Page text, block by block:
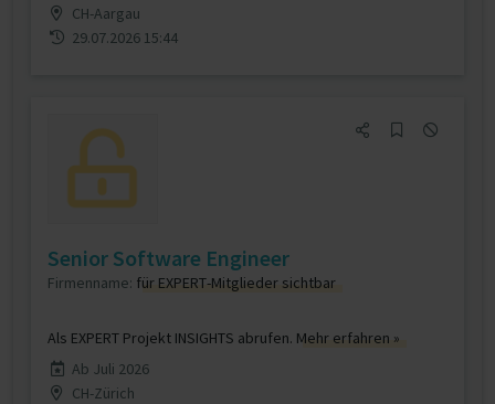
CH-Aargau
29.07.2026 15:44
Senior Software Engineer
Firmenname: für EXPERT-Mitglieder sichtbar
Als EXPERT Projekt INSIGHTS abrufen. Mehr erfahren »
Ab Juli 2026
CH-Zürich